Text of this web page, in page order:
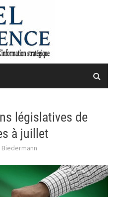
législatives de
à juillet
Biedermann